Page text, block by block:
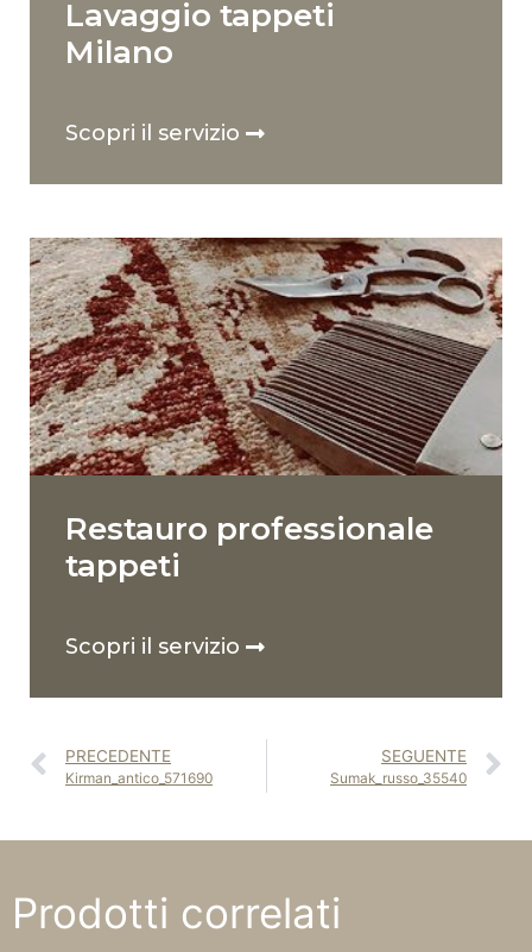
Lavaggio tappeti
Milano
Scopri il servizio
Restauro professionale
tappeti
Scopri il servizio
PRECEDENTE
Kirman_antico_571690
SEGUENTE
Sumak_russo_35540
Prodotti correlati